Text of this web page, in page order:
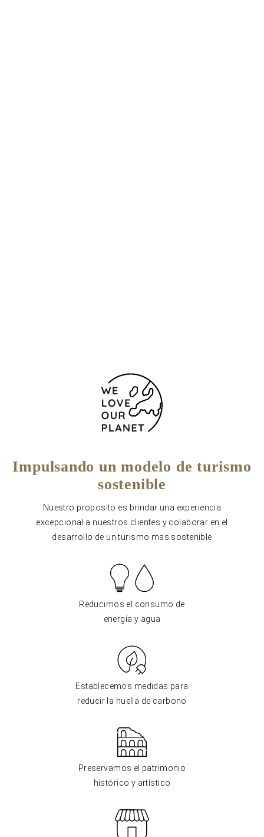
Impulsando un modelo de turismo
sostenible
Nuestro proposito es brindar una experiencia
excepcional a nuestros clientes y colaborar en el
desarrollo de un turismo mas sostenible
Reducimos el consumo de
energía y agua
Establecemos medidas para
reducir la huella de carbono
Preservamos el patrimonio
histórico y artístico